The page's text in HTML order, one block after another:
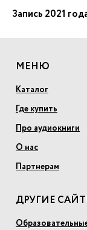
Запись 2021
МЕНЮ
Каталог
Где купить
Про аудиокниги
О нас
Партнерам
ДРУГИЕ